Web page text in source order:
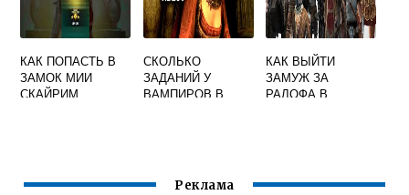
КАК ПОПАСТЬ В
ЗАМОК МИИ
СКАЙРИМ
СКОЛЬКО
ЗАДАНИЙ У
ВАМПИРОВ В
КАК ВЫЙТИ
ЗАМУЖ ЗА
РАЛОФА В
Реклама